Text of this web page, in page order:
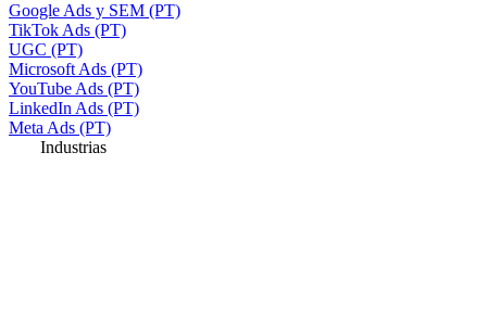
Google Ads y SEM (PT)
TikTok Ads (PT)
UGC (PT)
Microsoft Ads (PT)
YouTube Ads (PT)
LinkedIn Ads (PT)
Meta Ads (PT)
Industrias